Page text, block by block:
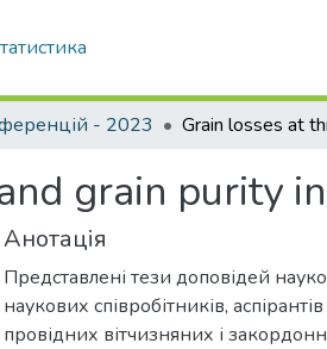
- 2023
grain purity
Анотація
Представлені тези доповідей
наукових співробітників,
провідних вітчизняних і